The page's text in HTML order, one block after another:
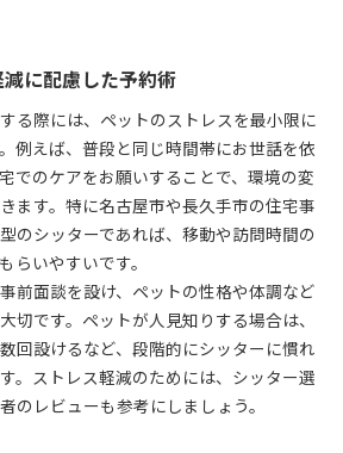
に配慮した予約術
る際には、ペットのストレスを最小限に
例えば、普段と同じ時間帯にお世話を依
でのケアをお願いすることで、環境の変
ます。特に名古屋市や長久手市の住宅事
のシッターであれば、移動や訪問時間の
らいやすいです。
前面談を設け、ペットの性格や体調など
切です。ペットが人見知りする場合は、
回設けるなど、段階的にシッターに慣れ
。ストレス軽減のためには、シッター選
のレビューも参考にしましょう。